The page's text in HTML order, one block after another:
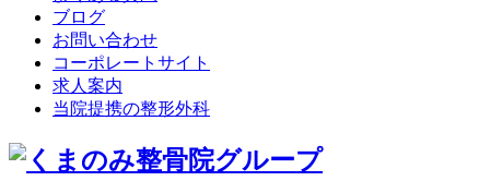
ブログ
お問い合わせ
コーポレートサイト
求人案内
当院提携の整形外科